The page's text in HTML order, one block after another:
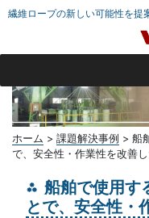
繊維ロープの新しい可能性を提
ホーム > 課題解決事例 > 船
で、安全性・作業性を改善し
船舶で使用す
とで、安全性・